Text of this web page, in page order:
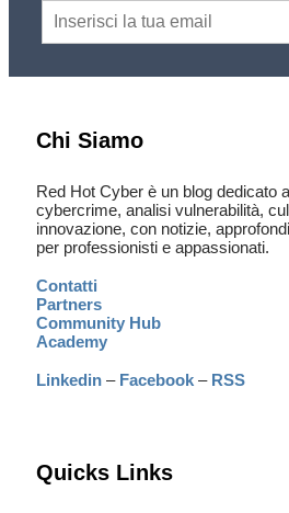
Chi Siamo
Red Hot Cyber è un blog dedicato
cybercrime, analisi vulnerabilità,
innovazione, con notizie,
per professionisti e appassionati.
Contatti
Partners
Community Hub
Academy
Linkedin – Facebook – RSS
Quicks Links